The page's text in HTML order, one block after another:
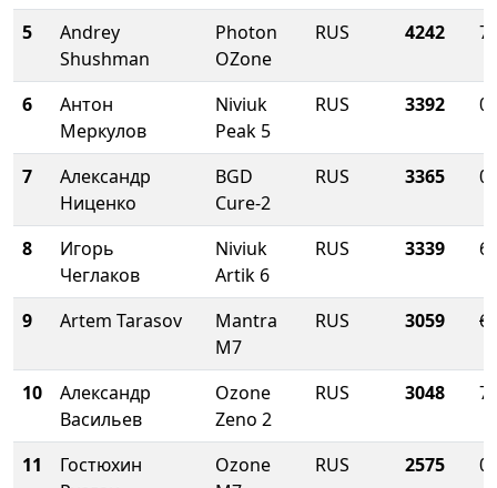
5
Andrey
Shushman
Photon
OZone
RUS 4242
6
Антон
Меркулов
Niviuk
Peak 5
RUS 3392
7
Александр
Ниценко
BGD
Cure-2
RUS 3365
8
Игорь
Чеглаков
Niviuk
Artik 6
RUS 3339
9 Artem Tarasov
Mantra
M7
RUS 3059
10
Александр
Васильев
Ozone
Zeno 2
RUS 3048
11
Гостюхин
Ozone
RUS 2575